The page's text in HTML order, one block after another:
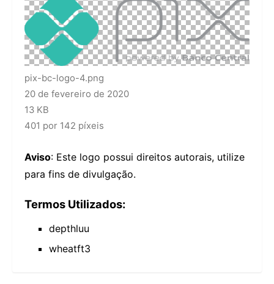
pix-bc-logo-4.png
20 de fevereiro de 2020
13 KB
401 por 142 píxeis
Aviso: Este logo possui direitos autorais, utilize
para fins de divulgação.
Termos Utilizados:
depthluu
wheatft3